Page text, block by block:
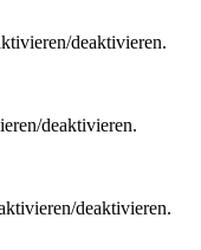
deaktivieren.
deaktivieren.
deaktivieren.